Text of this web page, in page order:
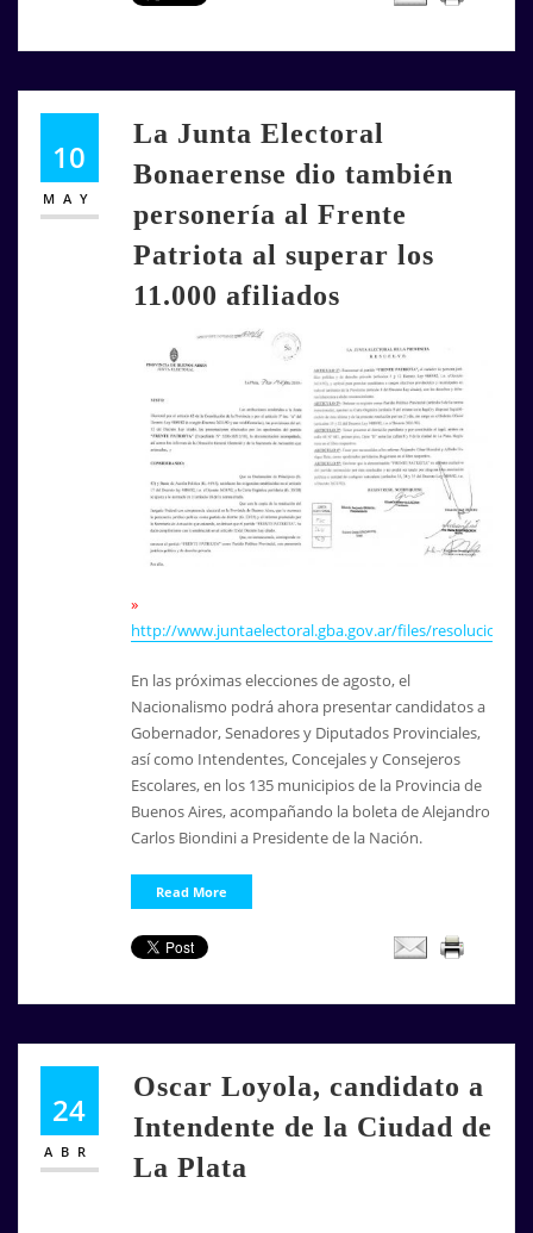
10
MAY
La Junta Electoral
Bonaerense dio también
personería al Frente
Patriota al superar los
11.000 afiliados
»
http://www.juntaelectoral.gba.gov.ar/files/resoluciones/
En las próximas elecciones de agosto, el
Nacionalismo podrá ahora presentar candidatos a
Gobernador, Senadores y Diputados Provinciales,
así como Intendentes, Concejales y Consejeros
Escolares, en los 135 municipios de la Provincia de
Buenos Aires, acompañando la boleta de Alejandro
Carlos Biondini a Presidente de la Nación.
Read More
24
ABR
Oscar Loyola, candidato a
Intendente de la Ciudad de
La Plata